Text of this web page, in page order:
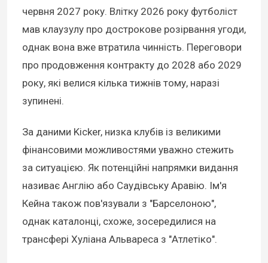
червня 2027 року. Влітку 2026 року футболіст
мав клаузулу про дострокове розірвання угоди,
однак вона вже втратила чинність. Переговори
про продовження контракту до 2028 або 2029
року, які велися кілька тижнів тому, наразі
зупинені.
За даними Kicker, низка клубів із великими
фінансовими можливостями уважно стежить
за ситуацією. Як потенційні напрямки видання
називає Англію або Саудівську Аравію. Ім'я
Кейна також пов'язували з "Барселоною",
однак каталонці, схоже, зосередилися на
трансфері Хуліана Альвареса з "Атлетіко".